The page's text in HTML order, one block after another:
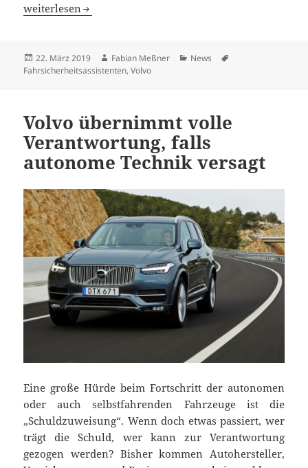
Volvo überwacht künftig den Zustand des Fahrers per
weiterlesen
Veröffentlicht
am
22. März 2019 Autor
Fabian Meßner Kategorien
News
Fahrsicherheitsassistenten,Volvo
Volvo übernimmt volle
Verantwortung, falls
autonome Technik versagt
Eine große Hürde beim Fortschritt der autonomen
oder auch selbstfahrenden Fahrzeuge ist die
„Schuldzuweisung“. Wenn doch etwas passiert, wer
trägt die Schuld, wer kann zur Verantwortung
gezogen werden? Bisher kommen Autohersteller,